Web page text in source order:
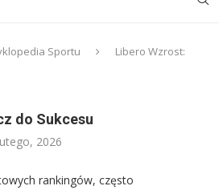
Sportu
Libero Wzrost:
do Sukcesu
2026
rankingów, często